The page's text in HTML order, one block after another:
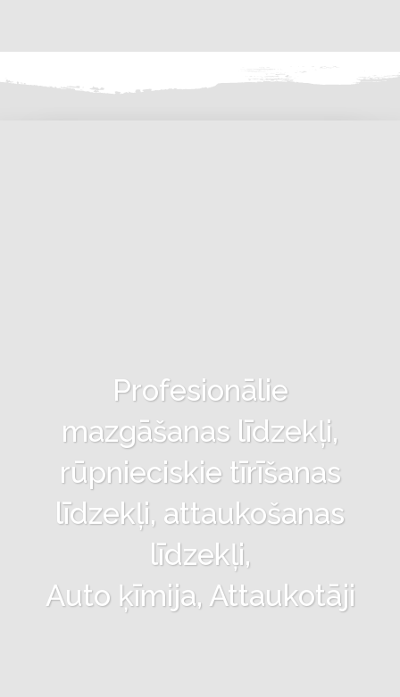
Profesionālie
mazgāšanas līdzekļi,
rūpnieciskie tīrīšanas
līdzekļi, attaukošanas
līdzekļi,
Auto ķīmija, Attaukotāji